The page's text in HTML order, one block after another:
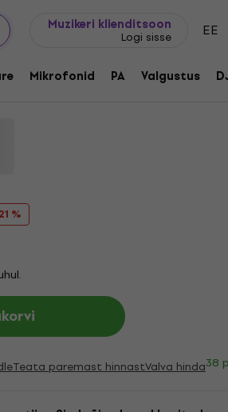
Muzikeri klienditsoon
Logi sisse EE
Mikrofonid PA Valgustus
%
Teata paremast hinnastValva hinda38